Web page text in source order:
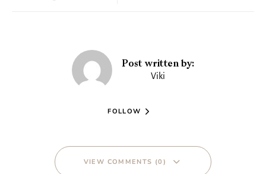
Post written by:
Viki
FOLLOW
VIEW COMMENTS (0)